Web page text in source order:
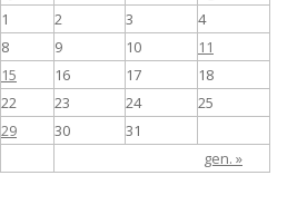
gen. »
1 2 3
4
8 9 10
11
15 16 17
18
22 23 24
25
29 30 31